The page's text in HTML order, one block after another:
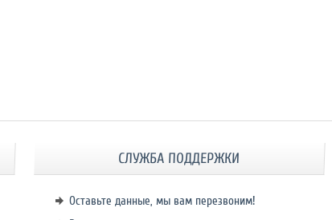
СЛУЖБА ПОДДЕРЖКИ
Оставьте данные, мы вам перезвоним!